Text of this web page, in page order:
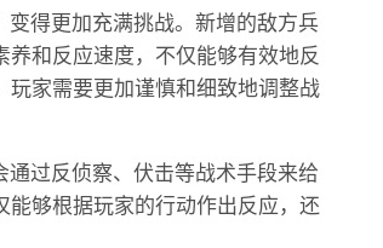
得更加充满挑战。新增的敌方兵
和反应速度，不仅能够有效地反
家需要更加谨慎和细致地调整战
过反侦察、伏击等战术手段来给
够根据玩家的行动作出反应，还